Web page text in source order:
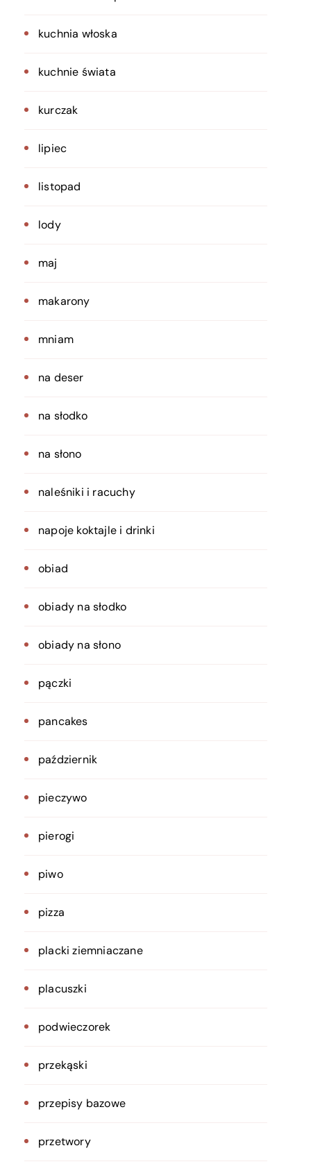
kuchnia włoska
kuchnie świata
kurczak
lipiec
listopad
lody
maj
makarony
mniam
na deser
na słodko
na słono
naleśniki i racuchy
napoje koktajle i drinki
obiad
obiady na słodko
obiady na słono
pączki
pancakes
październik
pieczywo
pierogi
piwo
pizza
placki ziemniaczane
placuszki
podwieczorek
przekąski
przepisy bazowe
przetwory